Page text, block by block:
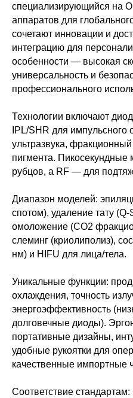
специализирующийся на
аппаратов для
сочетают инновации и
интеграцию для
особенности — высокая
универсальность и
профессионального
Технологии включают
IPL/SHR для импульсного
ультразвука,
пигмента. Пикосекундные
рубцов, а RF — для
Диапазон моделей:
спотом), удаление тату
омоложение (CO2
слеминг (криолиполиз),
нм) и HIFU для лица/тела.
Уникальные функции:
охлаждения, точность
энергоэффективность
долговечные диоды).
портативные дизайны,
удобные рукоятки для
качественные импортные
Соответствие